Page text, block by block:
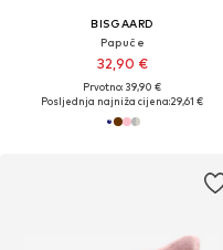
BISGAARD
Papuče
32,90 €
Prvotno: 39,90 €
Posljednja najniža cijena:29,61 €